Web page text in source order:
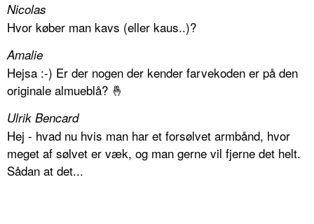
Nicolas
Hvor køber man kavs (eller kaus..)?
Amalie
Hejsa :-) Er der nogen der kender farvekoden er på den
originale almueblå? 🤞
Ulrik Bencard
Hej - hvad nu hvis man har et forsølvet armbånd, hvor
meget af sølvet er væk, og man gerne vil fjerne det helt.
Sådan at det...